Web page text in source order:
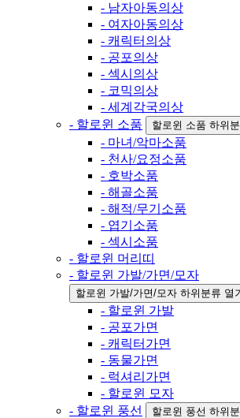
- 남자아동의상
- 여자아동의상
- 캐릭터의상
- 공포의상
- 섹시의상
- 코믹의상
- 세계각국의상
- 할로윈 소품
할로윈 소품 하위
- 마녀/악마소품
- 천사/요정소품
- 호박소품
- 해골소품
- 해적/무기소품
- 엽기소품
- 섹시소품
- 할로윈 머리띠
- 할로윈 가발/가면/모자
할로윈 가발/가면/모자 하위분류 열
- 할로윈 가발
- 공포가면
- 캐릭터가면
- 동물가면
- 럭셔리가면
- 할로윈 모자
- 할로윈 풍선
할로윈 풍선 하위